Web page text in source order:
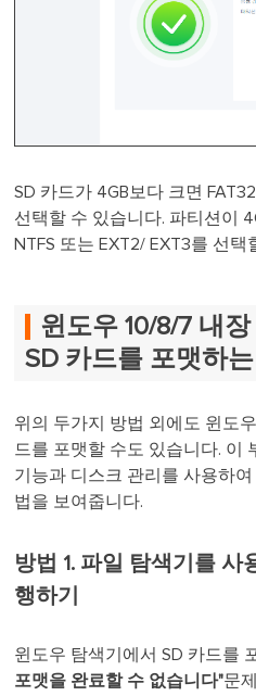
SD 카드가 4GB보다 크면
선택할 수 있습니다. 파티션이
NTFS 또는 EXT2/ EXT3를 선택
윈도우 10/8/7 내
SD 카드를 포맷하는
위의 두가지 방법 외에도 윈도
드를 포맷할 수도 있습니다. 이
기능과 디스크 관리를 사용하
법을 보여줍니다.
방법 1. 파일 탐색기를 사
행하기
윈도우 탐색기에서 SD 카드를
포맷을 완료할 수 없습니다"문